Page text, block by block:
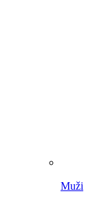
Muži